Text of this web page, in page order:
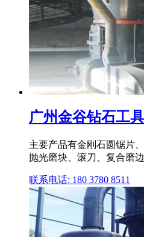
广州金谷钻石工
主要产品有金刚石圆锯片
抛光磨块、滚刀、复合磨
联系电话: 180 3780 8511